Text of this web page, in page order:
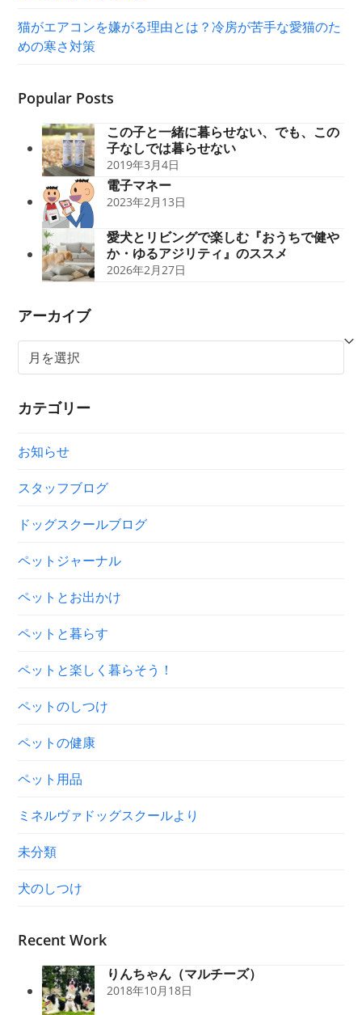
猫がエアコンを嫌がる理由とは？冷房が苦手な愛猫のた
めの寒さ対策
Popular Posts
この子と一緒に暮らせない、でも、この
子なしでは暮らせない
2019年3月4日
電子マネー
2023年2月13日
愛犬とリビングで楽しむ『おうちで健や
か・ゆるアジリティ』のススメ
2026年2月27日
アーカイブ
ー
イ
カテゴリー
お知らせ
スタッフブログ
ドッグスクールブログ
ペットジャーナル
ペットとお出かけ
ペットと暮らす
ペットと楽しく暮らそう！
ペットのしつけ
ペットの健康
ペット用品
ミネルヴァドッグスクールより
未分類
犬のしつけ
Recent Work
りんちゃん（マルチーズ）
2018年10月18日